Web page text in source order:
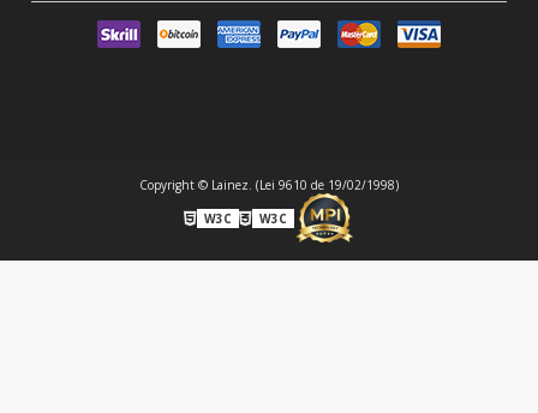
Copyright © Lainez. (Lei 9610 de 19/02/1998)
W3C
W3C